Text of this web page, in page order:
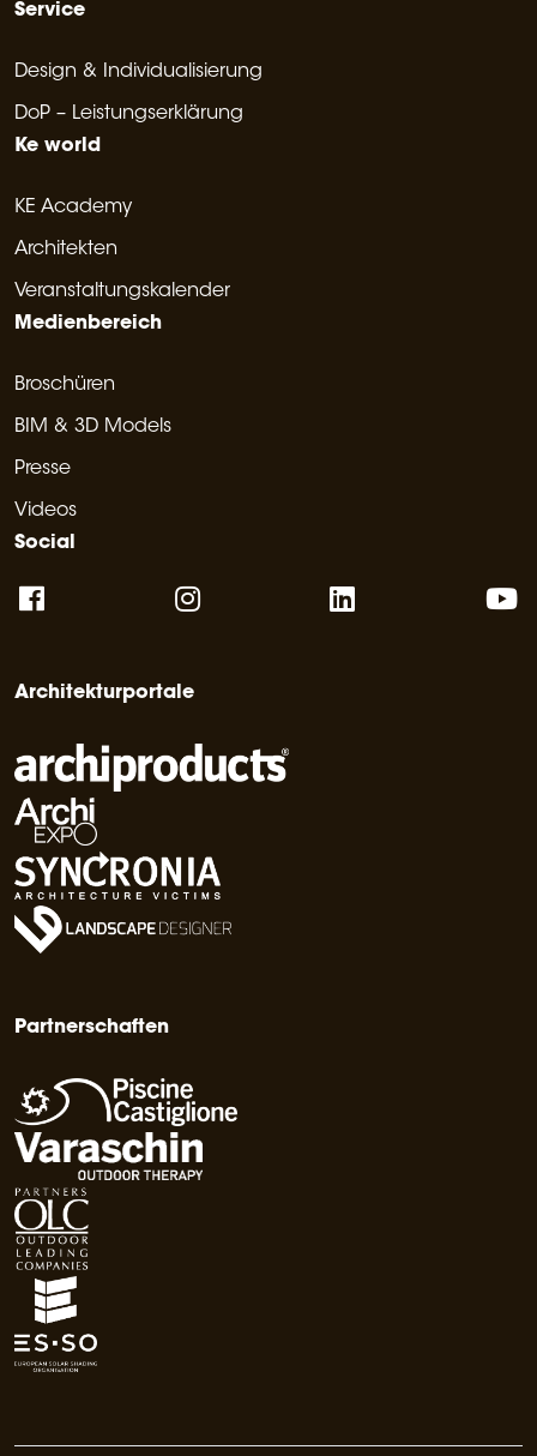
Service
Design & Individualisierung
DoP – Leistungserklärung
Ke world
KE Academy
Architekten
Veranstaltungskalender
Medienbereich
Broschüren
BIM & 3D Models
Presse
Videos
Social
Architekturportale
Partnerschaften